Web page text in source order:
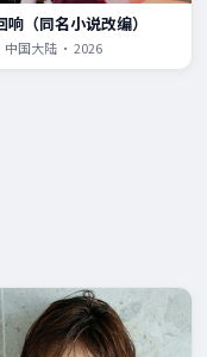
响（同名小说改编）
中国大陆 · 2026